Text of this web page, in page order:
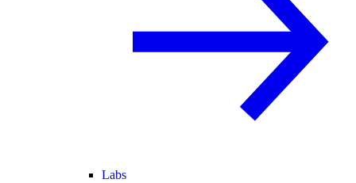
Labs